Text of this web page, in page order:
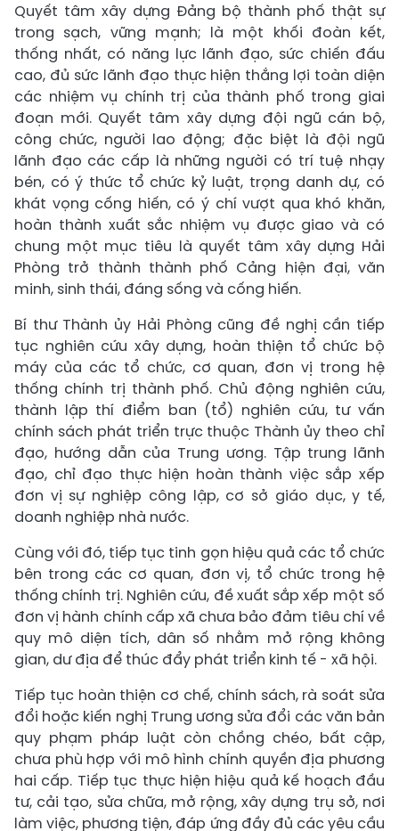
Quyết tâm xây dựng Đảng bộ thành phố thật sự
trong sạch, vững mạnh; là một khối đoàn kết,
thống nhất, có năng lực lãnh đạo, sức chiến đấu
cao, đủ sức lãnh đạo thực hiện thắng lợi toàn diện
các nhiệm vụ chính trị của thành phố trong giai
đoạn mới. Quyết tâm xây dựng đội ngũ cán bộ,
công chức, người lao động; đặc biệt là đội ngũ
lãnh đạo các cấp là những người có trí tuệ nhạy
bén, có ý thức tổ chức kỷ luật, trọng danh dự, có
khát vọng cống hiến, có ý chí vượt qua khó khăn,
hoàn thành xuất sắc nhiệm vụ được giao và có
chung một mục tiêu là quyết tâm xây dựng Hải
Phòng trở thành thành phố Cảng hiện đại, văn
minh, sinh thái, đáng sống và cống hiến.
Bí thư Thành ủy Hải Phòng cũng đề nghị cần tiếp
tục nghiên cứu xây dựng, hoàn thiện tổ chức bộ
máy của các tổ chức, cơ quan, đơn vị trong hệ
thống chính trị thành phố. Chủ động nghiên cứu,
thành lập thí điểm ban (tổ) nghiên cứu, tư vấn
chính sách phát triển trực thuộc Thành ủy theo chỉ
đạo, hướng dẫn của Trung ương. Tập trung lãnh
đạo, chỉ đạo thực hiện hoàn thành việc sắp xếp
đơn vị sự nghiệp công lập, cơ sở giáo dục, y tế,
doanh nghiệp nhà nước.
Cùng với đó, tiếp tục tinh gọn hiệu quả các tổ chức
bên trong các cơ quan, đơn vị, tổ chức trong hệ
thống chính trị. Nghiên cứu, đề xuất sắp xếp một số
đơn vị hành chính cấp xã chưa bảo đảm tiêu chí về
quy mô diện tích, dân số nhằm mở rộng không
gian, dư địa để thúc đẩy phát triển kinh tế - xã hội.
Tiếp tục hoàn thiện cơ chế, chính sách, rà soát sửa
đổi hoặc kiến nghị Trung ương sửa đổi các văn bản
quy phạm pháp luật còn chồng chéo, bất cập,
chưa phù hợp với mô hình chính quyền địa phương
hai cấp. Tiếp tục thực hiện hiệu quả kế hoạch đầu
tư, cải tạo, sửa chữa, mở rộng, xây dựng trụ sở, nơi
làm việc, phương tiện, đáp ứng đầy đủ các yêu cầu